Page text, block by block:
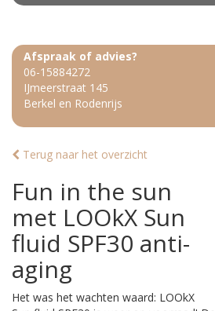
Afspraak of advies?
06-15884272
IJmeerstraat 145
Berkel en Rodenrijs
Terug naar het overzicht
Fun in the sun
met LOOkX Sun
fluid SPF30 anti-
aging
Het was het wachten waard: LOOkX